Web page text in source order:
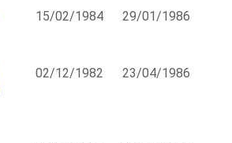
15/02/1984 29/01/1986
02/12/1982 23/04/1986